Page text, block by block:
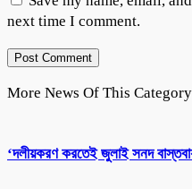
next time I comment.
More News Of This Category
‘দলীয়করণ করতেই জুলাই সনদ